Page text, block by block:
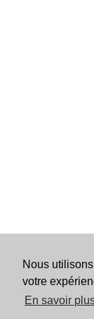
Nous
votre
En savoir